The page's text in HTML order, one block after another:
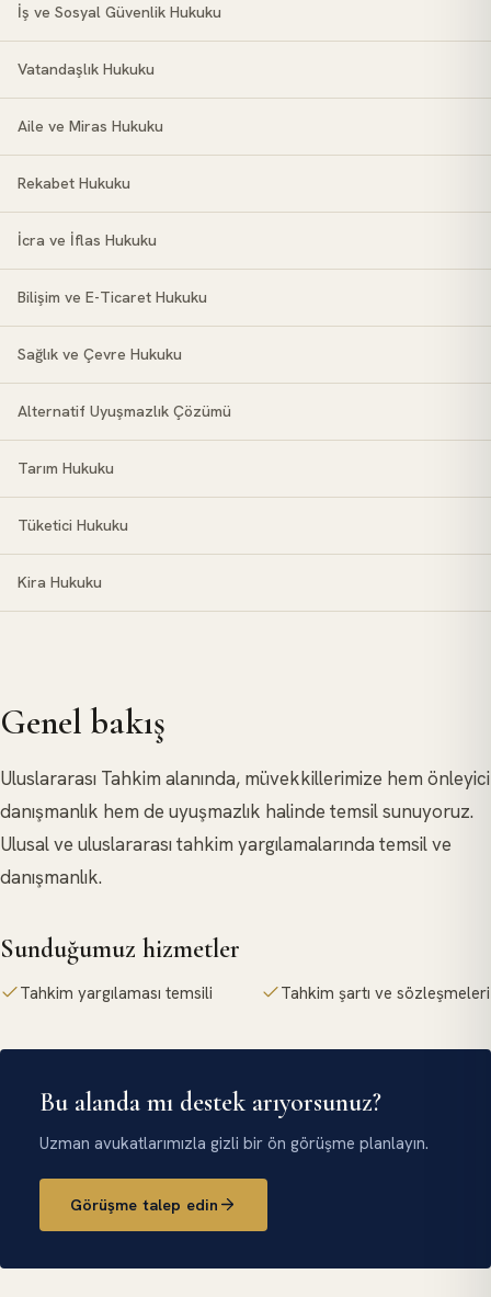
İş ve Sosyal Güvenlik Hukuku
Vatandaşlık Hukuku
Aile ve Miras Hukuku
Rekabet Hukuku
İcra ve İflas Hukuku
Bilişim ve E-Ticaret Hukuku
Sağlık ve Çevre Hukuku
Alternatif Uyuşmazlık Çözümü
Tarım Hukuku
Tüketici Hukuku
Kira Hukuku
Genel bakış
Uluslararası Tahkim alanında, müvekkillerimize hem önleyici
danışmanlık hem de uyuşmazlık halinde temsil sunuyoruz.
Ulusal ve uluslararası tahkim yargılamalarında temsil ve
danışmanlık.
Sunduğumuz hizmetler
Tahkim yargılaması temsili Tahkim şartı ve sözleşmeleri
Bu alanda mı destek arıyorsunuz?
Uzman avukatlarımızla gizli bir ön görüşme planlayın.
Görüşme talep edin